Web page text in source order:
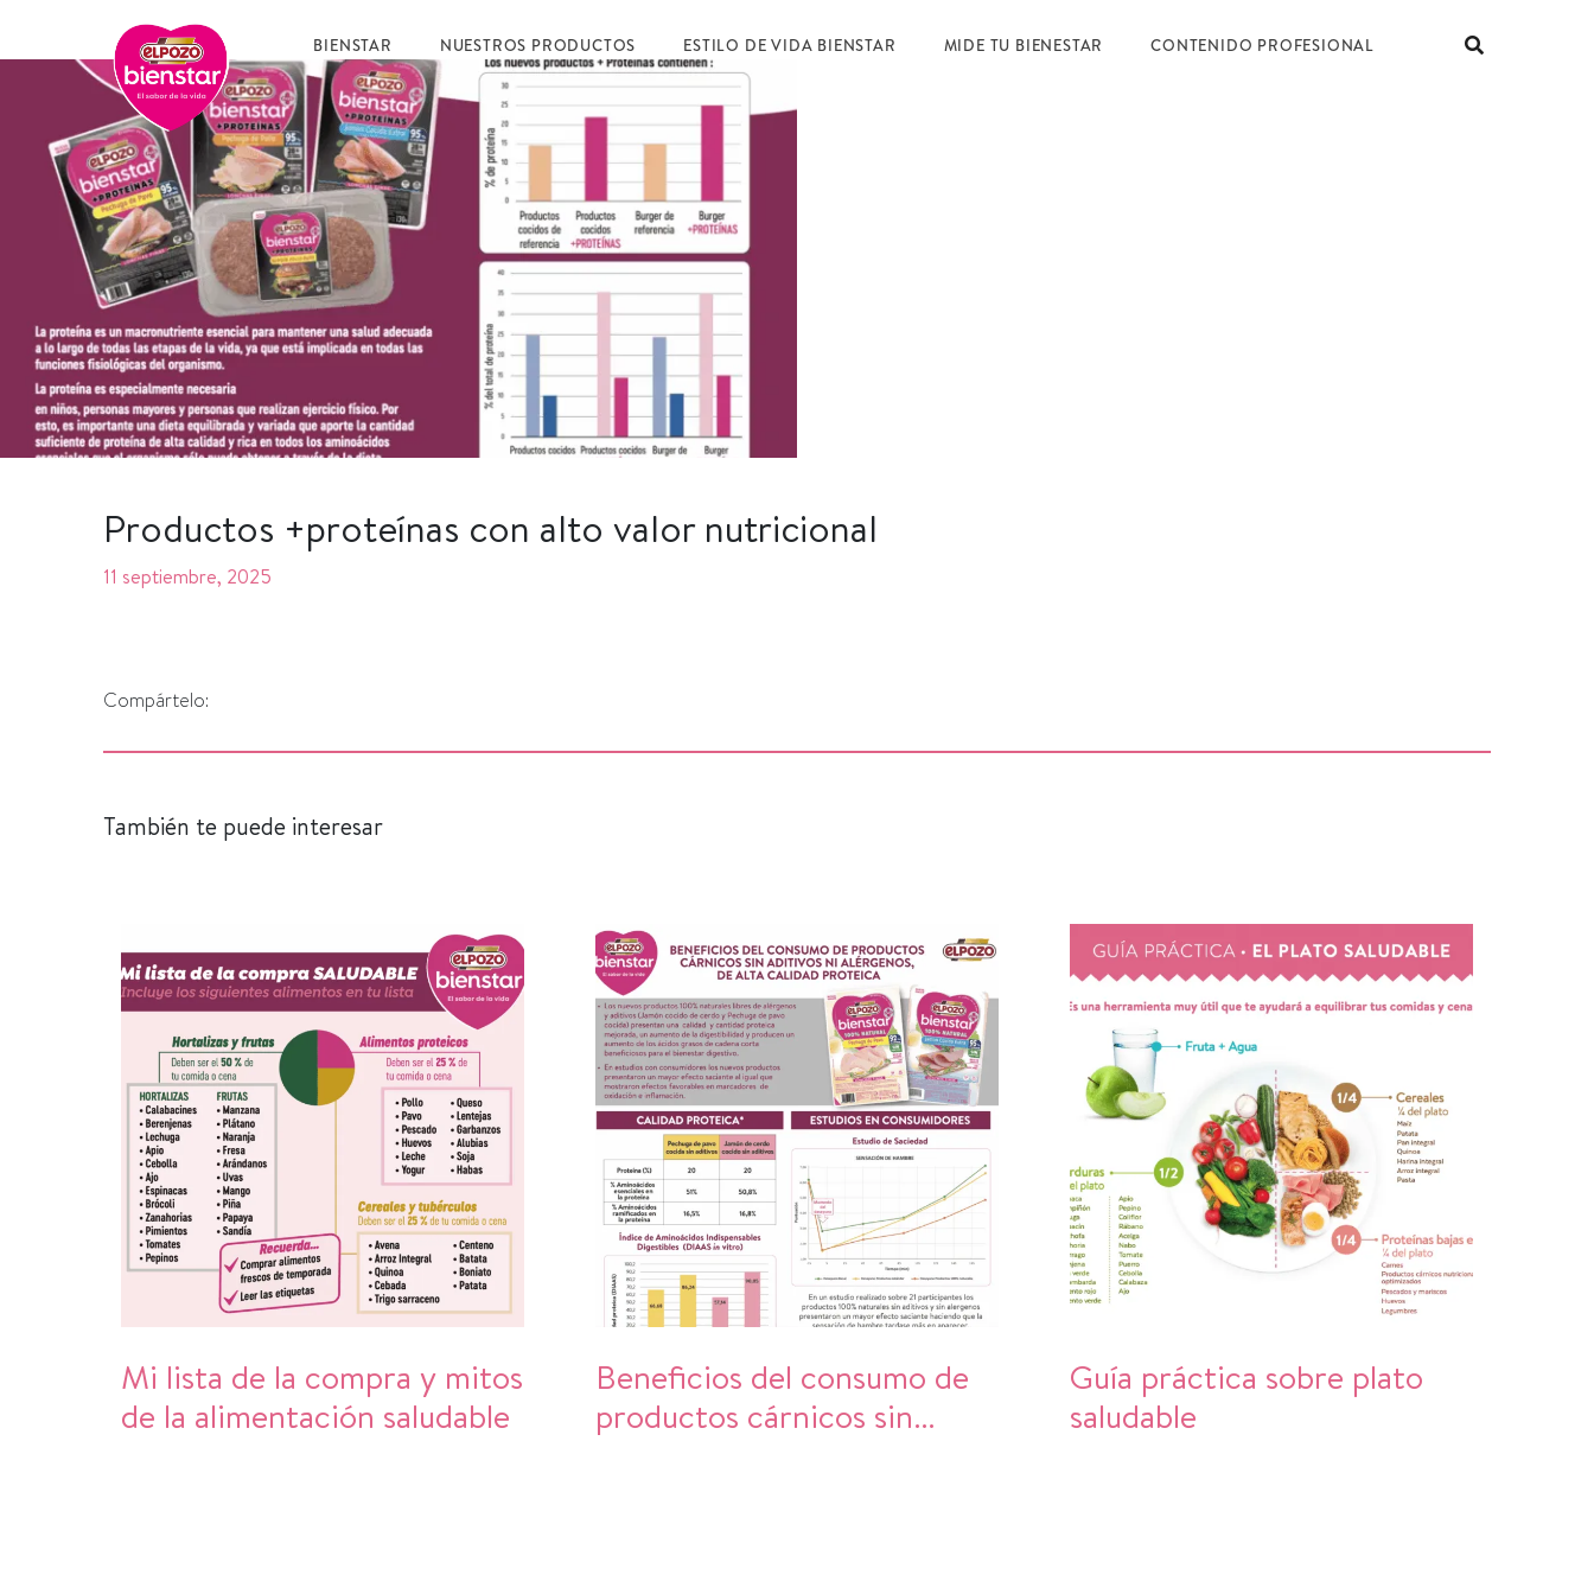
BIENSTAR NUESTROS PRODUCTOS ESTILO DE VIDA BIENSTAR MIDE TU BIENESTAR CONTENIDO PROFESIONAL
Productos +proteínas con alto valor nutricional
11 septiembre, 2025
Compártelo:
También te puede interesar
Mi lista de la compra y mitos
de la alimentación saludable
Beneficios del consumo de
productos cárnicos sin
Guía práctica sobre plato
saludable